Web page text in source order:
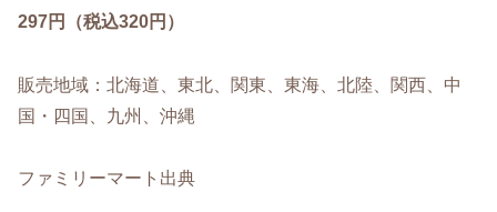
297円（税込320円）
販売地域：北海道、東北、関東、東海、北陸、関西、中
国・四国、九州、沖縄
ファミリーマート出典